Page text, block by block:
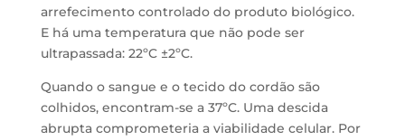
arrefecimento controlado do produto biológico.
E há uma temperatura que não pode ser
ultrapassada: 22ºC ±2ºC.
Quando o sangue e o tecido do cordão são
colhidos, encontram-se a 37ºC. Uma descida
abrupta comprometeria a viabilidade celular. Por